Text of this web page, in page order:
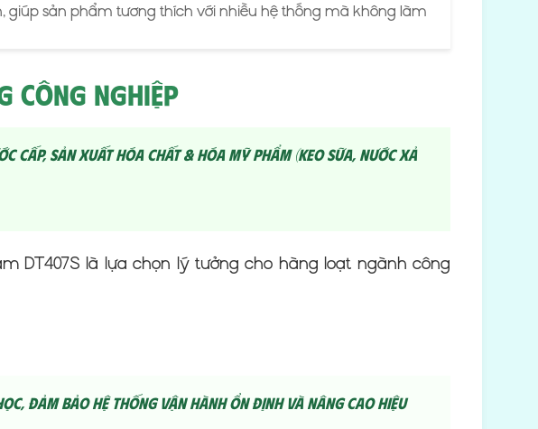
giúp sản phẩm tương thích với nhiều hệ thống mà không làm
Công Nghiệp
sản xuất hóa chất & hóa mỹ phẩm (keo sữa, nước xả
DT407S là lựa chọn lý tưởng cho hàng loạt ngành công
đảm bảo hệ thống vận hành ổn định và nâng cao hiệu